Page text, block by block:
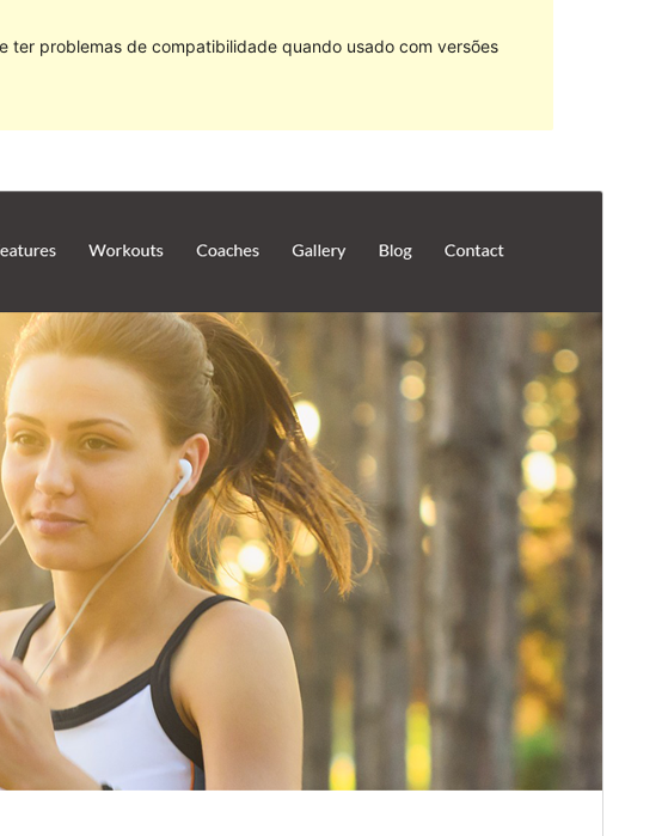
ter problemas de compatibilidade quando usado com versões
Versão
Active installations
50+
WordPress version
Theme homepage